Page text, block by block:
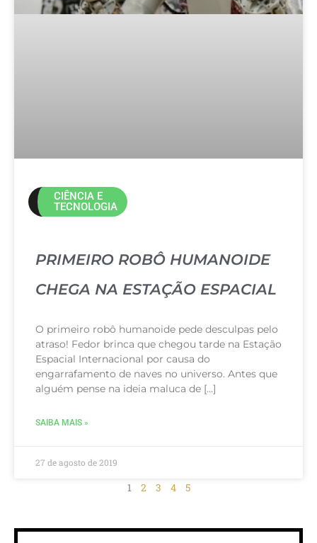
CIÊNCIA E
TECNOLOGIA
PRIMEIRO ROBÔ HUMANOIDE
CHEGA NA ESTAÇÃO ESPACIAL
O primeiro robô humanoide pede desculpas pelo
atraso! Fedor brinca que chegou tarde na Estação
Espacial Internacional por causa do
engarrafamento de naves no universo. Antes que
alguém pense na ideia maluca de […]
SAIBA MAIS »
27 de agosto de 2019
1 2 3 4 5